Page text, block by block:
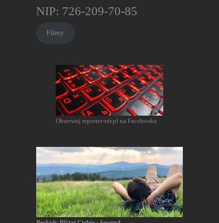
NIP: 726-209-70-85
Filmy
Obserwuj reporter-ntr.pl na Facebooku